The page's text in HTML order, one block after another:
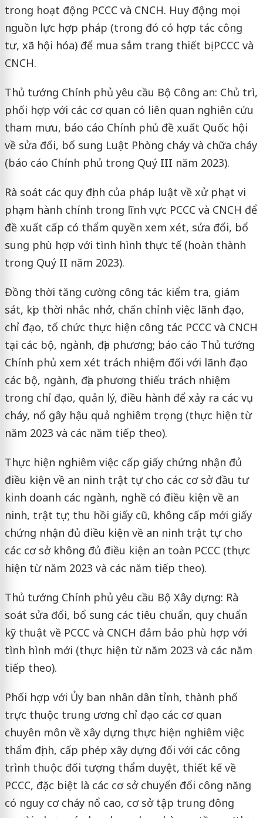
trong hoạt động PCCC và CNCH. Huy động mọi
nguồn lực hợp pháp (trong đó có hợp tác công
tư, xã hội hóa) để mua sắm trang thiết bị PCCC và
CNCH.
Thủ tướng Chính phủ yêu cầu Bộ Công an: Chủ trì,
phối hợp với các cơ quan có liên quan nghiên cứu
tham mưu, báo cáo Chính phủ đề xuất Quốc hội
về sửa đổi, bổ sung Luật Phòng cháy và chữa cháy
(báo cáo Chính phủ trong Quý III năm 2023).
Rà soát các quy định của pháp luật về xử phạt vi
phạm hành chính trong lĩnh vực PCCC và CNCH để
đề xuất cấp có thẩm quyền xem xét, sửa đổi, bổ
sung phù hợp với tình hình thực tế (hoàn thành
trong Quý II năm 2023).
Đồng thời tăng cường công tác kiểm tra, giám
sát, kịp thời nhắc nhở, chấn chỉnh việc lãnh đạo,
chỉ đạo, tổ chức thực hiện công tác PCCC và CNCH
tại các bộ, ngành, địa phương; báo cáo Thủ tướng
Chính phủ xem xét trách nhiệm đối với lãnh đạo
các bộ, ngành, địa phương thiếu trách nhiệm
trong chỉ đạo, quản lý, điều hành để xảy ra các vụ
cháy, nổ gây hậu quả nghiêm trọng (thực hiện từ
năm 2023 và các năm tiếp theo).
Thực hiện nghiêm việc cấp giấy chứng nhận đủ
điều kiện về an ninh trật tự cho các cơ sở đầu tư
kinh doanh các ngành, nghề có điều kiện về an
ninh, trật tự; thu hồi giấy cũ, không cấp mới giấy
chứng nhận đủ điều kiện về an ninh trật tự cho
các cơ sở không đủ điều kiện an toàn PCCC (thực
hiện từ năm 2023 và các năm tiếp theo).
Thủ tướng Chính phủ yêu cầu Bộ Xây dựng: Rà
soát sửa đổi, bổ sung các tiêu chuẩn, quy chuẩn
kỹ thuật về PCCC và CNCH đảm bảo phù hợp với
tình hình mới (thực hiện từ năm 2023 và các năm
tiếp theo).
Phối hợp với Ủy ban nhân dân tỉnh, thành phố
trực thuộc trung ương chỉ đạo các cơ quan
chuyên môn về xây dựng thực hiện nghiêm việc
thẩm định, cấp phép xây dựng đối với các công
trình thuộc đối tượng thẩm duyệt, thiết kế về
PCCC, đặc biệt là các cơ sở chuyển đổi công năng
có nguy cơ cháy nổ cao, cơ sở tập trung đông